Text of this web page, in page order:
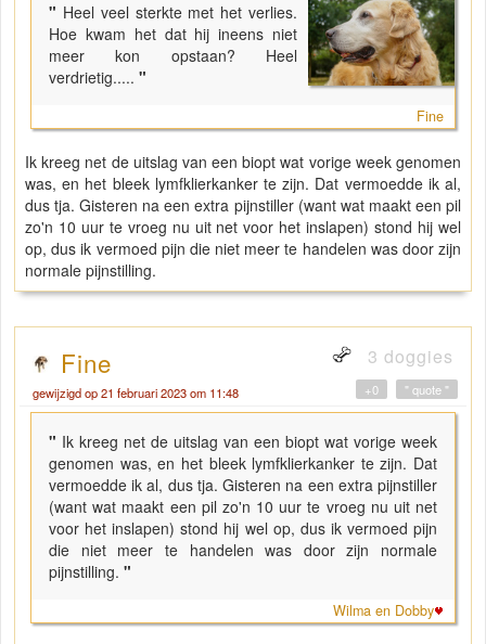
" Heel veel sterkte met het verlies.
Hoe kwam het dat hij ineens niet
meer kon opstaan? Heel
verdrietig..... "
Fine
Ik kreeg net de uitslag van een biopt wat vorige week genomen
was, en het bleek lymfklierkanker te zijn. Dat vermoedde ik al,
dus tja. Gisteren na een extra pijnstiller (want wat maakt een pil
zo'n 10 uur te vroeg nu uit net voor het inslapen) stond hij wel
op, dus ik vermoed pijn die niet meer te handelen was door zijn
normale pijnstilling.
Fine 3 doggies
gewijzigd op 21 februari 2023 om 11:48 " quote "
+0
" Ik kreeg net de uitslag van een biopt wat vorige week
genomen was, en het bleek lymfklierkanker te zijn. Dat
vermoedde ik al, dus tja. Gisteren na een extra pijnstiller
(want wat maakt een pil zo'n 10 uur te vroeg nu uit net
voor het inslapen) stond hij wel op, dus ik vermoed pijn
die niet meer te handelen was door zijn normale
pijnstilling. "
Wilma en Dobby